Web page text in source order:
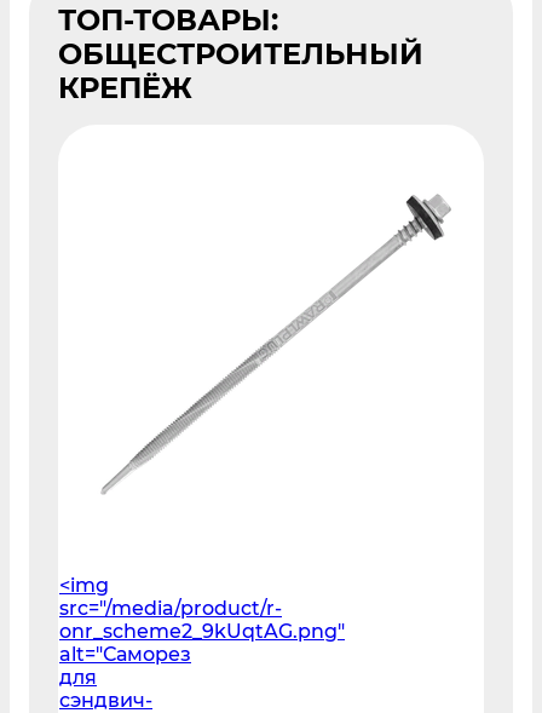
ТОП-ТОВАРЫ:
ОБЩЕСТРОИТЕЛЬНЫЙ
КРЕПЁЖ
<img
src="/media/product/r-
onr_scheme2_9kUqtAG.png"
alt="Саморез
для
сэндвич-